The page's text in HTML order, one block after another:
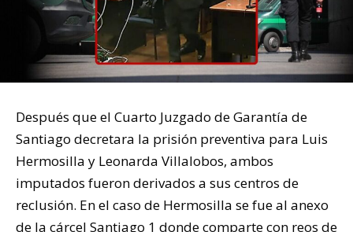
Después que el Cuarto Juzgado de Garantía de
Santiago decretara la prisión preventiva para Luis
Hermosilla y Leonarda Villalobos, ambos
imputados fueron derivados a sus centros de
reclusión. En el caso de Hermosilla se fue al anexo
de la cárcel Santiago 1 donde comparte con reos de